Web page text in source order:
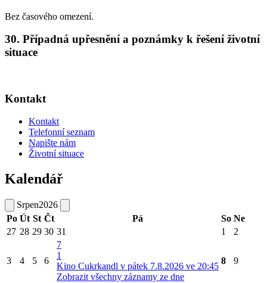
Bez časového omezení.
30. Případná upřesnění a poznámky k řešení životní
situace
Kontakt
Kontakt
Telefonní seznam
Napište nám
Životní situace
Kalendář
Srpen2026
Po Út St Čt Pá So Ne
27 28 29 30 31 1 2
3 4 5 6
7
1
Kino Cukrkandl v pátek 7.8.2026 ve 20:45
Zobrazit všechny záznamy ze dne
8 9